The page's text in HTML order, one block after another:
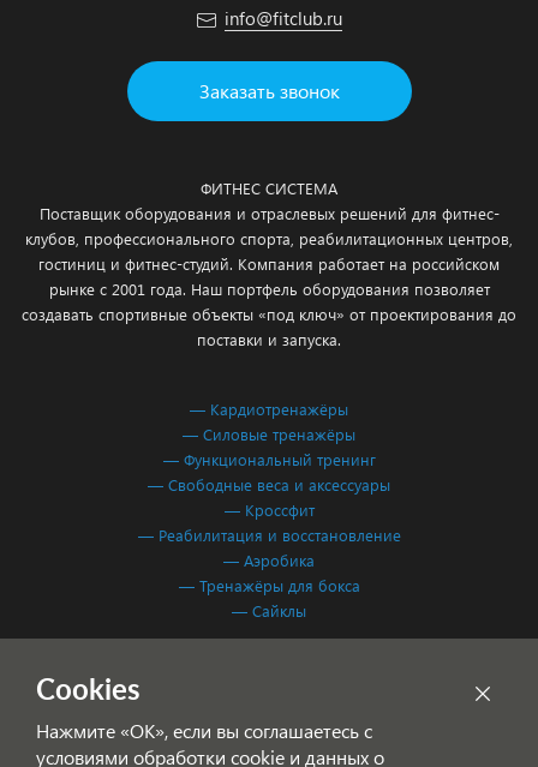
info@fitclub.ru
Заказать звонок
ФИТНЕС СИСТЕМА
Поставщик оборудования и отраслевых решений для фитнес-
клубов, профессионального спорта, реабилитационных центров,
гостиниц и фитнес-студий. Компания работает на российском
рынке с 2001 года. Наш портфель оборудования позволяет
создавать спортивные объекты «под ключ» от проектирования до
поставки и запуска.
— Кардиотренажёры
— Силовые тренажёры
— Функциональный тренинг
— Свободные веса и аксессуары
— Кроссфит
— Реабилитация и восстановление
— Аэробика
— Тренажёры для бокса
— Сайклы
Согласие на обработку персональных данных
Cookies
Нажмите «ОК», если вы соглашаетесь с
условиями обработки cookie и данных о